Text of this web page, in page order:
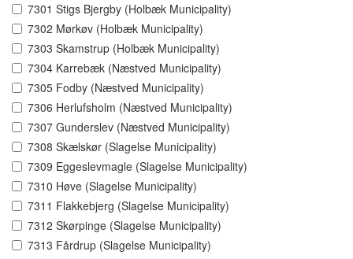
7301 Stigs Bjergby (Holbæk Municipality)
7302 Mørkøv (Holbæk Municipality)
7303 Skamstrup (Holbæk Municipality)
7304 Karrebæk (Næstved Municipality)
7305 Fodby (Næstved Municipality)
7306 Herlufsholm (Næstved Municipality)
7307 Gunderslev (Næstved Municipality)
7308 Skælskør (Slagelse Municipality)
7309 Eggeslevmagle (Slagelse Municipality)
7310 Høve (Slagelse Municipality)
7311 Flakkebjerg (Slagelse Municipality)
7312 Skørpinge (Slagelse Municipality)
7313 Fårdrup (Slagelse Municipality)